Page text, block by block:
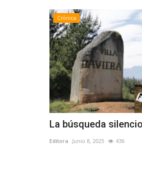
Crónica
La búsqueda
Editora Junio 8, 2025 436